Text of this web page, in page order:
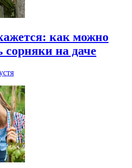
как можно
сорняки на даче